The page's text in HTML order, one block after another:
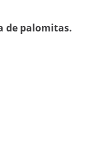
de palomitas.